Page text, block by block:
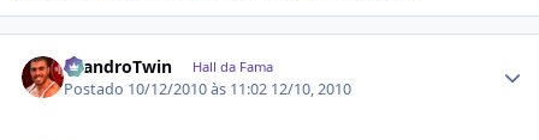
LeandroTwin Hall da Fama
Postado 10/12/2010 às 11:02 12/10, 2010